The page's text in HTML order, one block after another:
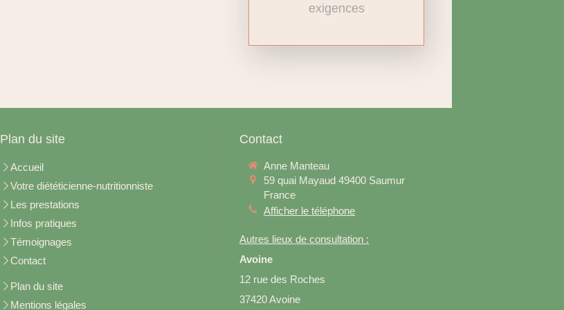
exigences
Plan du site
Accueil
Votre diététicienne-nutritionniste
Les prestations
Infos pratiques
Témoignages
Contact
Plan du site
Mentions légales
Contact
Anne Manteau
59 quai Mayaud 49400 Saumur
France
Afficher le téléphone
Autres lieux de consultation :
Avoine
12 rue des Roches
37420 Avoine